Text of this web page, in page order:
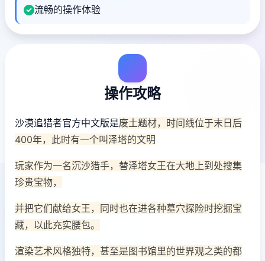
流畅的操作体验
操作攻略
沙漠追猎者官方中文版是废土题材，时间线位于末日后
400年，此时有一个叫泽塔的文明
玩家作为一名沉沙猎手，替泽塔女王在大地上到处搜集
珍贵宝物，
并把它们献给女王，同时也在进各种墓穴探险时挖掘宝
藏，以此充实腰包。
渲染艺术风格独特，甚至是图书馆里的世界观之类的都